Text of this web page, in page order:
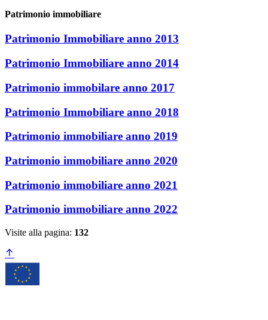
Patrimonio immobiliare
Patrimonio Immobiliare anno 2013
Patrimonio Immobiliare anno 2014
Patrimonio immobilare anno 2017
Patrimonio Immobiliare anno 2018
Patrimonio immobiliare anno 2019
Patrimonio immobiliare anno 2020
Patrimonio immobiliare anno 2021
Patrimonio immobiliare anno 2022
Visite alla pagina: 132